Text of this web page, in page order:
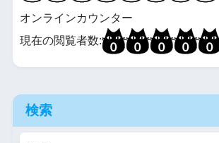
オンラインカウンター
現在の閲覧者数:
検索